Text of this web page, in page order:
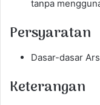
tanpa
Persyaratan
Dasar-dasar
Keterangan